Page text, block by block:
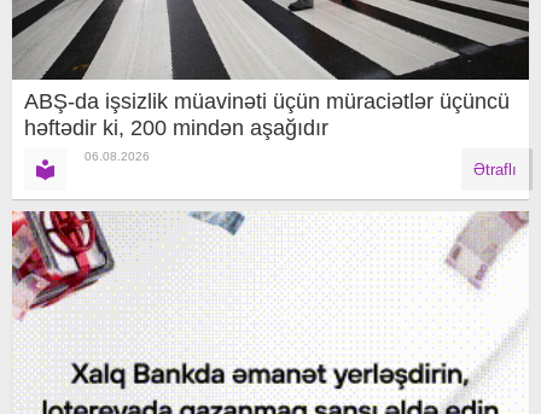
ABŞ-da işsizlik müavinəti üçün müraciətlər üçüncü
həftədir ki, 200 mindən aşağıdır
06.08.2026
Ətraflı